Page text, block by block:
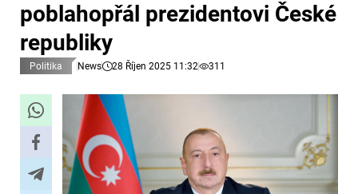
poblahopřál prezidentovi České
republiky
Politika News 28 Říjen 2025 11:32 311